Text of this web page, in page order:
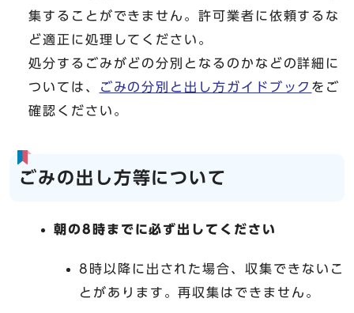
集することができません。許可業者に依頼するな
ど適正に処理してください。
処分するごみがどの分別となるのかなどの詳細に
ついては、
ごみの分別と出し方ガイドブック をご
確認ください。
ごみの出し方等について
朝の8時までに必ず出してください
8時以降に出された場合、収集できないこ
とがあります。再収集はできません。